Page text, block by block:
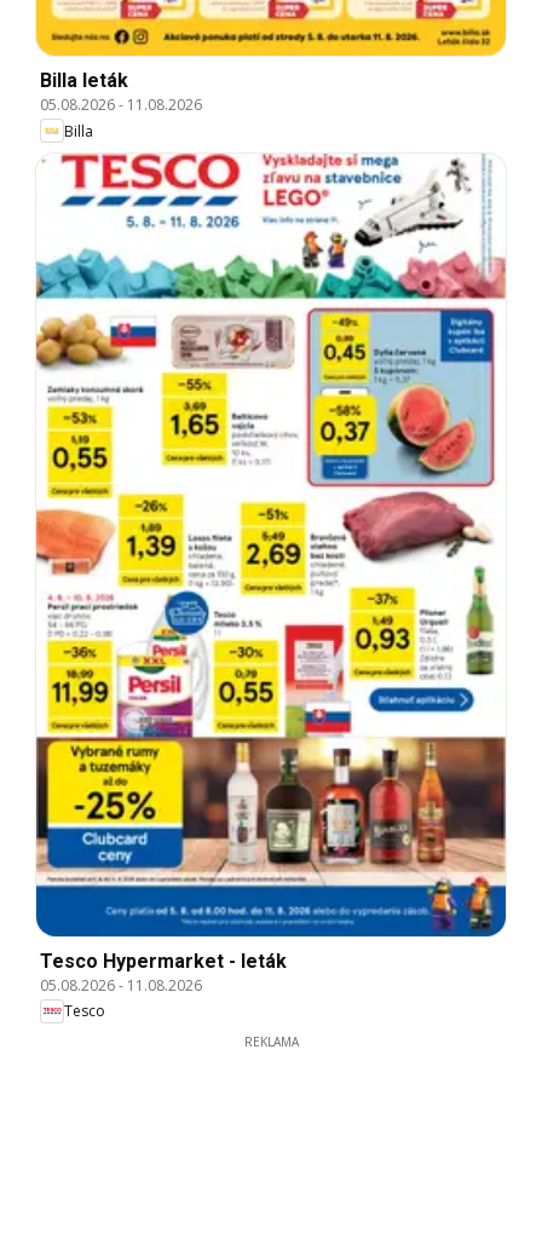
Billa leták
05.08.2026- 11.08.2026
Billa
Tesco Hypermarket - leták
05.08.2026- 11.08.2026
Tesco
REKLAMA